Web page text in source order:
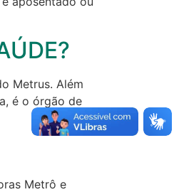
Metrus. Além
é o órgão de
Metrô e